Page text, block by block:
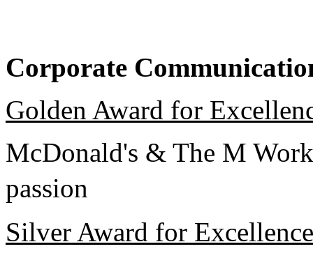
Corporate
Golden Award for
McDonald's & The M
passion
Silver Award for Excellence